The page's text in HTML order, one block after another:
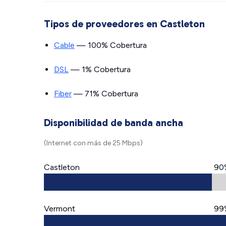
Tipos de proveedores en Castleton
Cable — 100% Cobertura
DSL — 1% Cobertura
Fiber — 71% Cobertura
Disponibilidad de banda ancha
(Internet con más de 25 Mbps)
Castleton
Vermont